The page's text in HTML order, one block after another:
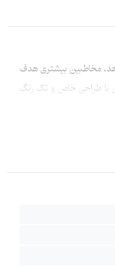
مخاطبین بیشتری هدف
با طراحی خاص و تک رنگ
جدید در پنج رنگ و در